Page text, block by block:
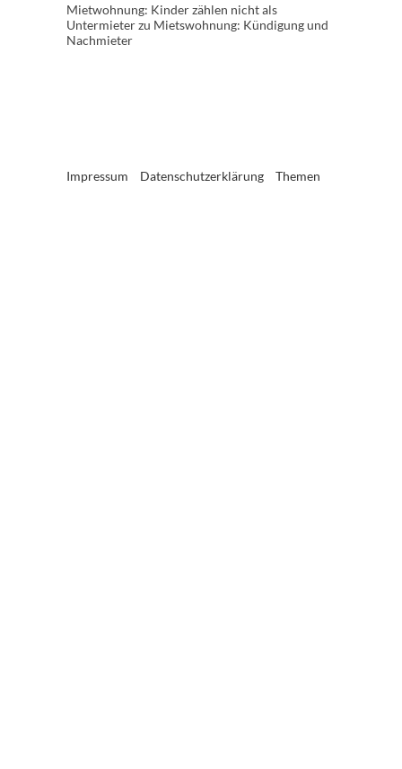
Mietwohnung: Kinder zählen nicht als
Untermieterzu Mietswohnung: Kündigung und
Nachmieter
Impressum Datenschutzerklärung Themen